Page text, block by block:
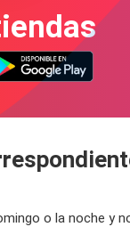
o la noche